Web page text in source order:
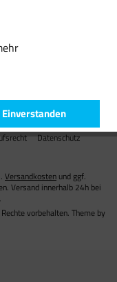
Datenschutz
Versandkosten und ggf.
Versand innerhalb 24h bei
vorbehalten. Theme by
Einverstanden